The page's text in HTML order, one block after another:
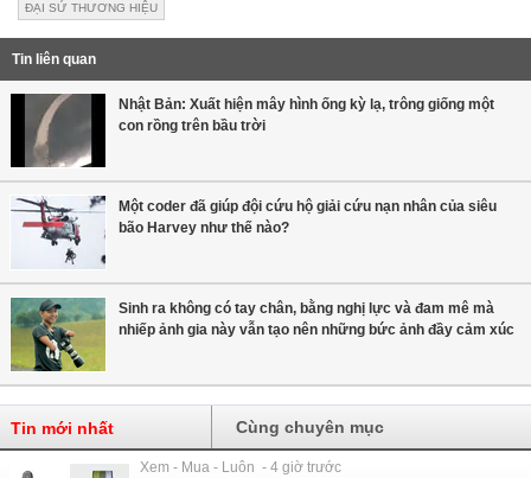
ĐẠI SỨ THƯƠNG HIỆU
Tin liên quan
Nhật Bản: Xuất hiện mây hình ống kỳ lạ, trông giống một
con rồng trên bầu trời
Một coder đã giúp đội cứu hộ giải cứu nạn nhân của siêu
bão Harvey như thế nào?
Sinh ra không có tay chân, bằng nghị lực và đam mê mà
nhiếp ảnh gia này vẫn tạo nên những bức ảnh đầy cảm xúc
Tin mới nhất Cùng chuyên mục
Xem - Mua - Luôn - 4 giờ trước